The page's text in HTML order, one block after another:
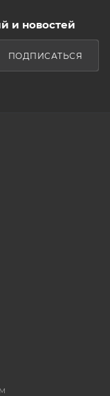
и новостей
ПОДПИСАТЬСЯ